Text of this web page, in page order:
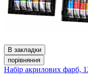
В закладки
порівняння
Набір акрилових фарб,